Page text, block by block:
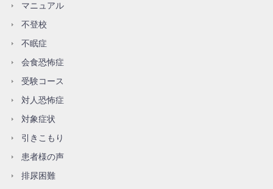
マニュアル
不登校
不眠症
会食恐怖症
受験コース
対人恐怖症
対象症状
引きこもり
患者様の声
排尿困難